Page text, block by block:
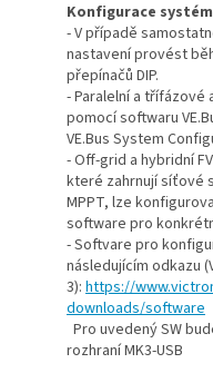
Konfigurace
- V případě
nastavení provést
přepínačů DIP.
- Paralelní a
pomocí softwaru
VE.Bus System
- Off-grid a hybridní
které zahrnují síťové
MPPT, lze
software pro
- Softvare pro
následujícím odkazu
3): https://
downloads/software
Pro uvedený SW
rozhraní MK3-USB